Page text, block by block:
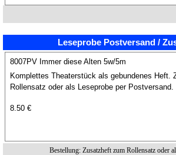
Leseprobe Postversand /
8007PV Immer diese Alten 5w/5m
Komplettes Theaterstück als gebundenes Heft.
Rollensatz oder als Leseprobe per Postversand.
8.50 €
Bestellung: Zusatzheft zum Rollensatz oder